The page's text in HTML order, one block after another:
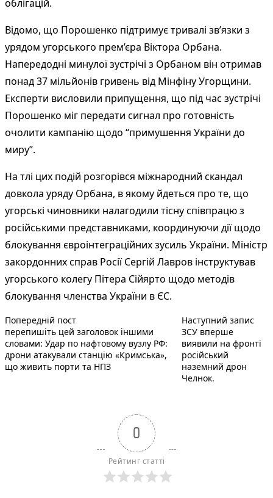
облігацій.
Відомо, що Порошенко підтримує тривалі зв’язки з
урядом угорського прем’єра Віктора Орбана.
Напередодні минулої зустрічі з Орбаном він отримав
понад 37 мільйонів гривень від Мінфіну Угорщини.
Експерти висловили припущення, що під час зустрічі
Порошенко міг передати сигнал про готовність
очолити кампанію щодо “примушення України до
миру”.
На тлі цих подій розгорівся міжнародний скандал
довкола уряду Орбана, в якому йдеться про те, що
угорські чиновники налагодили тісну співпрацю з
російськими представниками, координуючи дії щодо
блокування євроінтеграційних зусиль України. Міністр
закордонних справ Росії Сергій Лавров інструктував
угорського колегу Пітера Сійярто щодо методів
блокування членства України в ЄС.
Навігація
записів
Попередній постПопередній запис:
перепишіть цей заголовок іншими
словами: Удар по нафтовому вузлу РФ:
дрони атакували станцію «Кримська»,
що живить порти та НПЗ
Наступний запис
ЗСУ вперше
виявили на фронті
російський
наземний дрон
Челнок.
0
Рейтинг статті